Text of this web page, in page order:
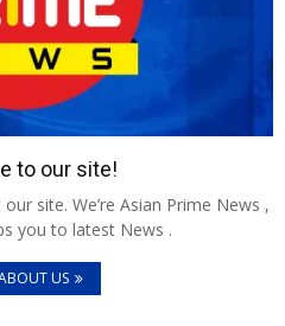
to our site!
site. We’re Asian Prime News ,
you to latest News .
US